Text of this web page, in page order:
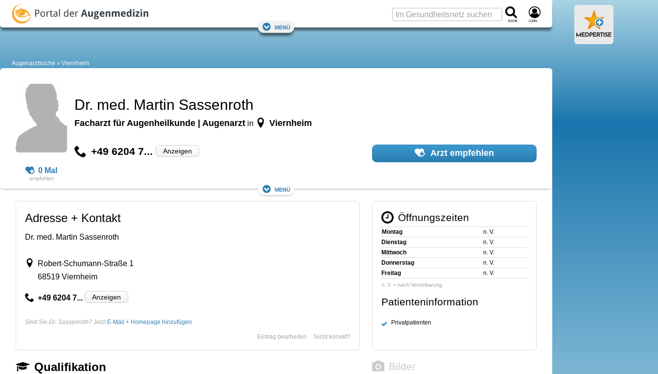
Suche Login
Menü
Augenarztsuche Viernheim
0 Mal
Dr. med. Martin Sassenroth
Facharzt für Augenheilkunde | Augenarzt in Viernheim
+49 6204 7... Anzeigen Arzt empfehlen
Menü
Adresse + Kontakt
Dr. med. Martin Sassenroth
Robert-Schumann-Straße 1
68519 Viernheim
+49 6204 7... Anzeigen
Sind Sie Dr. Sassenroth? Jetzt E-Mail + Homepage hinzufügen
Nicht korrekt?
Eintrag bearbeiten
Öffnungszeiten
Montag
n. V.
Dienstag
n. V.
Mittwoch
n. V.
Donnerstag
n. V.
Freitag
n. V.
n. V. = nach Vereinbarung
Patienteninformation
Privatpatienten
Qualifikation Bilder